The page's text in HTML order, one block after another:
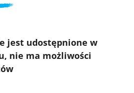
jest udostępnione w
nie ma możliwości